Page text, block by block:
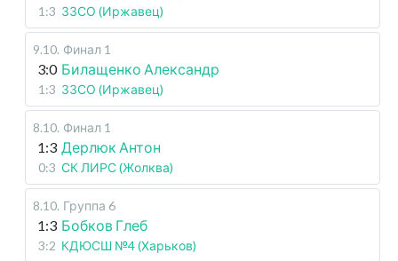
1:3 ЗЗСО (Иржавец)
9.10. Финал 1
3:0 Билащенко Александр
1:3 ЗЗСО (Иржавец)
8.10. Финал 1
1:3 Дерлюк Антон
0:3 СК ЛИРС (Жолква)
8.10. Группа 6
1:3 Бобков Глеб
3:2 КДЮСШ №4 (Харьков)